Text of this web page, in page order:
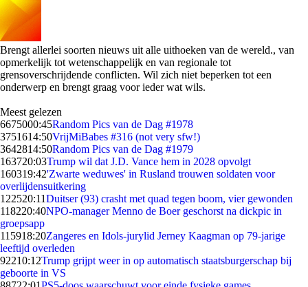
Brengt allerlei soorten nieuws uit alle uithoeken van de wereld., van
opmerkelijk tot wetenschappelijk en van regionale tot
grensoverschrijdende conflicten. Wil zich niet beperken tot een
onderwerp en brengt graag voor ieder wat wils.
Meest gelezen
6675000:45Random Pics van de Dag #1978
3751614:50VrijMiBabes #316 (not very sfw!)
3642814:50Random Pics van de Dag #1979
163720:03Trump wil dat J.D. Vance hem in 2028 opvolgt
160319:42'Zwarte weduwes' in Rusland trouwen soldaten voor
overlijdensuitkering
122520:11Duitser (93) crasht met quad tegen boom, vier gewonden
118220:40NPO-manager Menno de Boer geschorst na dickpic in
groepsapp
115918:20Zangeres en Idols-jurylid Jerney Kaagman op 79-jarige
leeftijd overleden
92210:12Trump grijpt weer in op automatisch staatsburgerschap bij
geboorte in VS